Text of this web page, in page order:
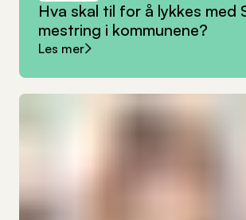
Hva skal til for å lykkes med
mestring i kommunene?
Les mer